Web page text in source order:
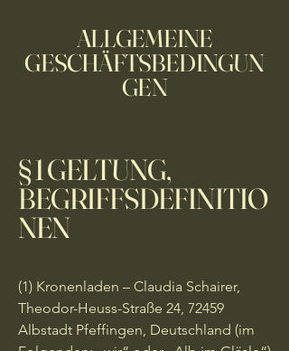
ALLGEMEINE
GESCHÄFTSBEDINGUN
GEN
§ 1 GELTUNG,
BEGRIFFSDEFINITIO
NEN
(1) Kronenladen – Claudia Schairer,
Theodor-Heuss-Straße 24, 72459
Albstadt Pfeffingen, Deutschland (im